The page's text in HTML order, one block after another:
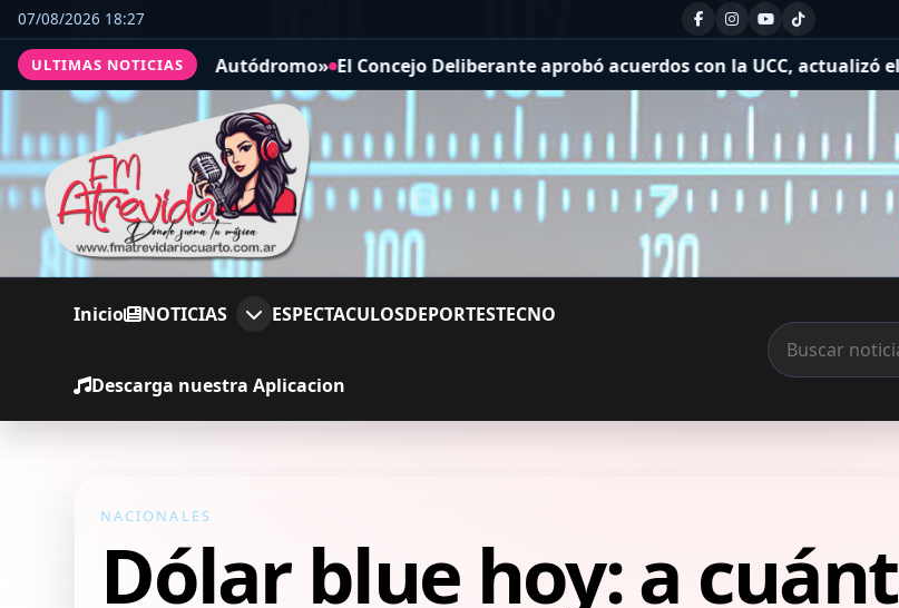
07/08/2026 18:27
ULTIMAS NOTICIAS
en el Autódromo» El Concejo Deliberante aprobó acuerdos con la UCC, actualizó el concurso
Inicio NOTICIAS ESPECTACULOSDEPORTESTECNO
Descarga nuestra Aplicacion
NACIONALES
Dólar blue hoy: a